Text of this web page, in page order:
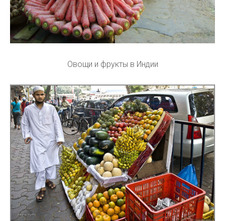
Овощи и фрукты в Индии